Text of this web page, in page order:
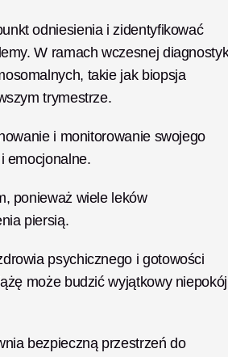
odniesienia i zidentyfikować
W ramach wczesnej
takie jak biopsja
trymestrze.
i monitorowanie swojego
emocjonalne.
ponieważ wiele leków
piersią.
psychicznego i gotowości
może budzić wyjątkowy niepokój
bezpieczną przestrzeń do